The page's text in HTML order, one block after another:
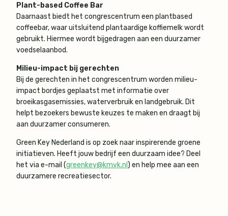
Plant-based Coffee Bar
Daarnaast biedt het congrescentrum een plantbased
coffeebar, waar uitsluitend plantaardige koffiemelk wordt
gebruikt. Hiermee wordt bijgedragen aan een duurzamer
voedselaanbod.
Milieu-impact bij gerechten
Bij de gerechten in het congrescentrum worden milieu-
impact bordjes geplaatst met informatie over
broeikasgasemissies, waterverbruik en landgebruik. Dit
helpt bezoekers bewuste keuzes te maken en draagt bij
aan duurzamer consumeren.
Green Key Nederland is op zoek naar inspirerende groene
initiatieven. Heeft jouw bedrijf een duurzaam idee? Deel
het via e-mail (greenkey@kmvk.nl ) en help mee aan een
duurzamere recreatiesector.